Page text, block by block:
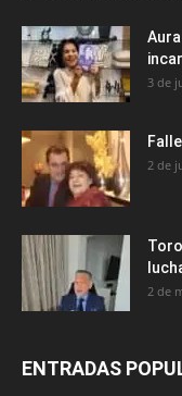
3 de
2 de
2 de
ENTRADAS